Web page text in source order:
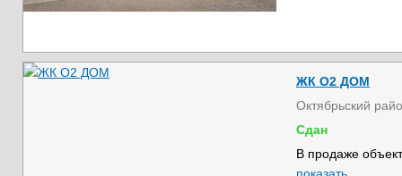
ЖК О2 ДОМ
Октябрьский
Сдан
В продаже